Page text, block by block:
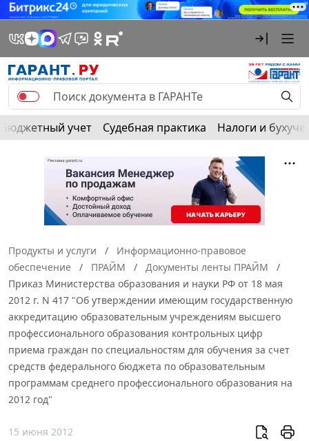
Бюджетный учет Судебная практика Налоги и
Продукты и услуги
Информационно-правовое
обеспечение
ПРАЙМ
Документы ленты ПРАЙМ
Приказ Министерства образования и науки РФ от 18 мая
2012 г. N 417 "Об утверждении имеющим государственную
аккредитацию образовательным учреждениям высшего
профессионального образования контрольных цифр
приема граждан по специальностям для обучения за счет
средств федерального бюджета по образовательным
программам среднего профессионального образования на
2012 год"
15 июня 2012